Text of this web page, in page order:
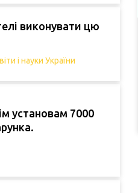
виконувати цю
і науки України
установам 7000